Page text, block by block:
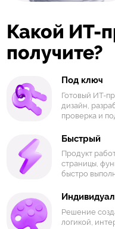
Какой ИТ-
получите?
Под ключ
Готовый ИТ-
дизайн,
проверка и
Быстрый
Продукт
страницы,
быстро
Решение
логикой,